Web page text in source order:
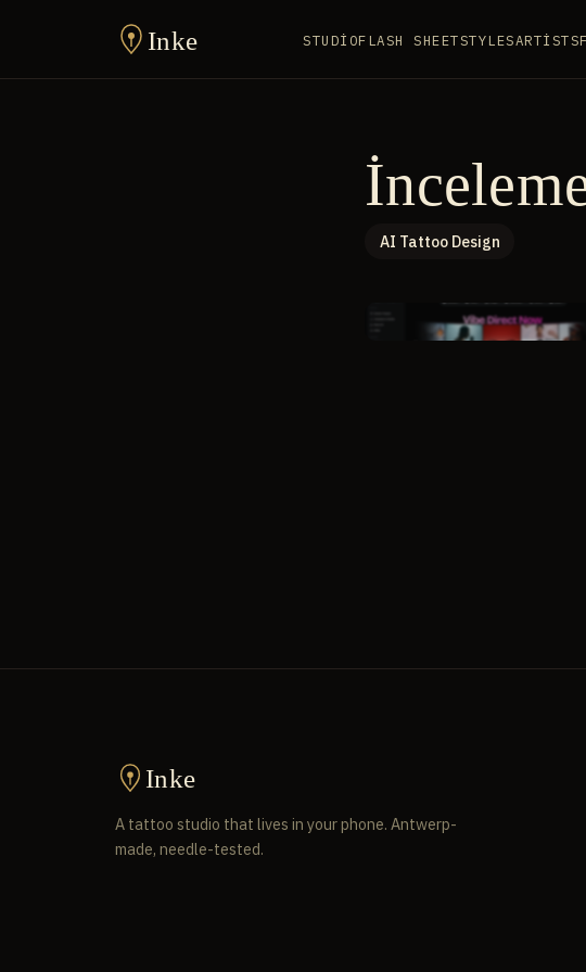
AI Tattoo Design
Inke STUDIOFLASH SHEETSTYLESARTISTS
Inke
A tattoo studio that lives in your phone. Antwerp-
made, needle-tested.